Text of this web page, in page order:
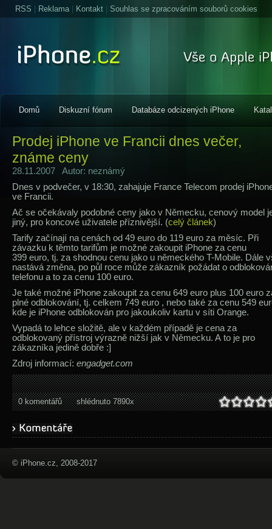
RSS Reklama| Kontakt Souhlas se zpracováním souborů cookies
Domů Diskuzní fórum Databáze odcizených iPhone
Prodej iPhone ve Francii dnes večer,
známe ceny
28.11.2007 Autor: neznámý
Dnes v podvečer, v 18:30, zahajuje France Telecom prodej
ve Francii.
Ač se očekávaly podobné ceny jako v Německu, cenový model
jiný, pro koncové uživatele příznivější. (celý článek)
Tarify začínají na cenách od 49 euro do 119 euro za měsíc. Při
závazku k těmto tarifům je možné zakoupit iPhone za cenu
399 euro, tj. za shodnou cenu jako u německého T-Mobile. Dále
nastává změna, po půl roce může zákazník požádat o
telefonu a to za cenu 100 euro.
Je také možné iPhone zakoupit za cenu 649 euro plus 100 euro
plné odblokování, tj. celkem 749 euro , nebo také za cenu 549
kde je iPhone odblokován pro jakoukoliv kartu v síti Orange.
Vypadá to lehce složitě, ale v každém případě je cena za
odblokovaný přístroj výrazně nižší jak v Německu. A to je pro
zákazníka jedině dobře :]
Zdroj informací: engadget.com
0 komentářů shlédnuto 7890x
© iPhone.cz, 2008-2017